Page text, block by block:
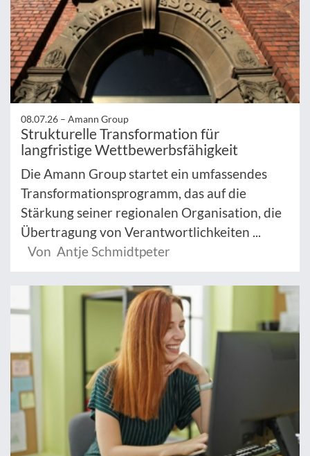
08.07.26 – Amann Group
Strukturelle Transformation für
langfristige Wettbewerbsfähigkeit
Die Amann Group startet ein umfassendes
Transformationsprogramm, das auf die
Stärkung seiner regionalen Organisation, die
Übertragung von Verantwortlichkeiten ...
Von Antje Schmidtpeter